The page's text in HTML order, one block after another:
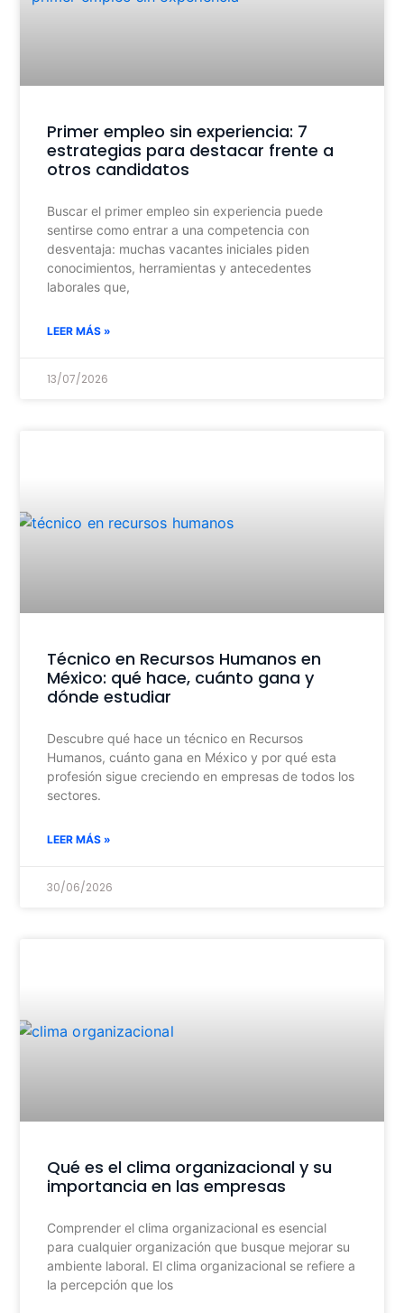
Primer empleo sin experiencia: 7
estrategias para destacar frente a
otros candidatos
Buscar el primer empleo sin experiencia puede
sentirse como entrar a una competencia con
desventaja: muchas vacantes iniciales piden
conocimientos, herramientas y antecedentes
laborales que,
LEER MÁS »
13/07/2026
Técnico en Recursos Humanos en
México: qué hace, cuánto gana y
dónde estudiar
Descubre qué hace un técnico en Recursos
Humanos, cuánto gana en México y por qué esta
profesión sigue creciendo en empresas de todos los
sectores.
LEER MÁS »
30/06/2026
Qué es el clima organizacional y su
importancia en las empresas
Comprender el clima organizacional es esencial
para cualquier organización que busque mejorar su
ambiente laboral. El clima organizacional se refiere a
la percepción que los